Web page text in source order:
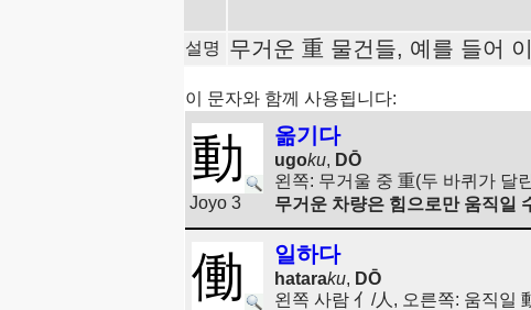
설명 무거운 重 물건들, 예를 들어
이 문자와 함께 사용됩니다:
動
Joyo 3
옮기다
ugoku, DŌ
왼쪽: 무거울 중 重(두 바퀴가 달
무거운 차량은 힘으로만 움직일
働 일하다
hataraku, DŌ
왼쪽 사람 亻/人, 오른쪽: 움직일